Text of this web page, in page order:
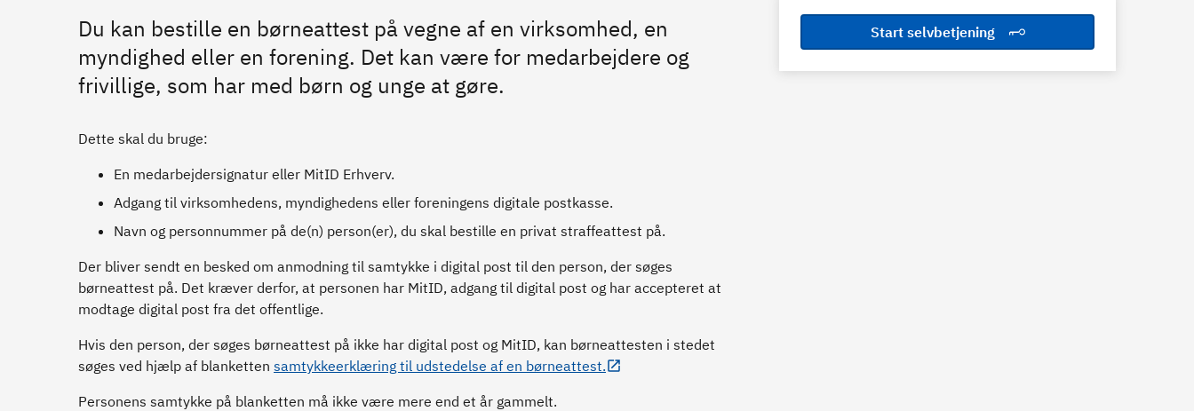
Du kan bestille en børneattest på vegne af en virksomhed, en
myndighed eller en forening. Det kan være for medarbejdere og
frivillige, som har med børn og unge at gøre.
Dette skal du bruge:
En medarbejdersignatur eller MitID Erhverv.
Adgang til virksomhedens, myndighedens eller foreningens digitale postkasse.
Navn og personnummer på de(n) person(er), du skal bestille en privat straffeattest på.
Der bliver sendt en besked om anmodning til samtykke i digital post til den person, der søges
børneattest på. Det kræver derfor, at personen har MitID, adgang til digital post og har accepteret at
modtage digital post fra det offentlige.
Hvis den person, der søges børneattest på ikke har digital post og MitID, kan børneattesten i stedet
søges ved hjælp af blanketten samtykkeerklæring til udstedelse af en børneattest.
Personens samtykke på blanketten må ikke være mere end et år gammelt.
Start selvbetjening